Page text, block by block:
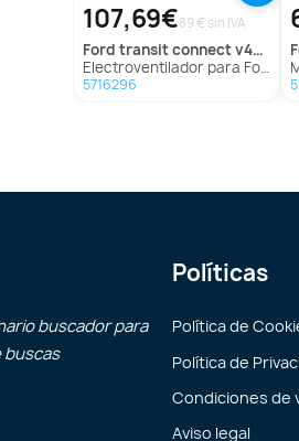
107,69€89 € sin IVA
ford transit connect v408 furgoneta/monovolumen
Electroventilador para Ford Transit Connect V408 Furgoneta/Monovolumen
5716296
buscador para
buscas
Políticas
Política de
Política de
Condiciones de
Aviso legal